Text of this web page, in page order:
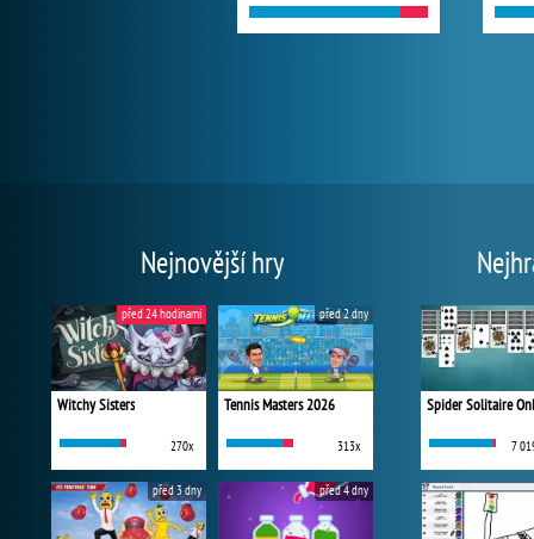
Nejnovější hry
Witchy Sisters
270x
před 24 hodinami
Tennis Masters 2026
313x
před 2 dny
před 3 dny před 4 dny
Spider Solitaire
7